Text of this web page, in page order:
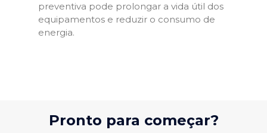
preventiva pode prolongar a vida útil dos
equipamentos e reduzir o consumo de
energia.
Pronto para começar?